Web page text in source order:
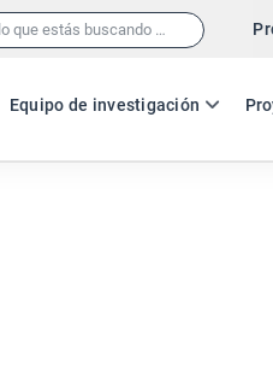
Equipo de investigación